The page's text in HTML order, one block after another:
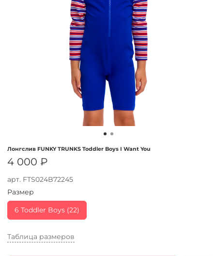
арт. FTS024B72245
Лонгслив FUNKY TRUNKS Toddler Boys I Want You
4 000 ₽
Таблица размеров
Размер
6 Toddler Boys (22)